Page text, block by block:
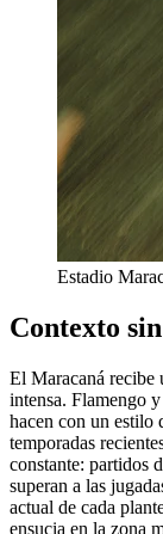
Estadio
Contexto
El Maracaná recibe
intensa. Flamengo
hacen con un estilo
temporadas
constante: partidos
superan a las
actual de cada
ensucia en la zona